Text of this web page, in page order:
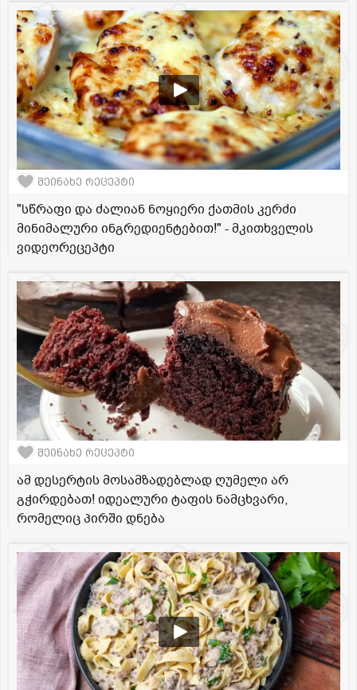
შეინახე რეცეპტი
"სწრაფი და ძალიან ნოყიერი ქათმის კერძი
მინიმალური ინგრედიენტებით!" - მკითხველის
ვიდეორეცეპტი
შეინახე რეცეპტი
ამ დესერტის მოსამზადებლად ღუმელი არ
გჭირდებათ! იდეალური ტაფის ნამცხვარი,
რომელიც პირში დნება